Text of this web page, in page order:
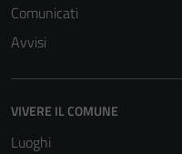
Comunicati
Avvisi
VIVERE IL COMUNE
Luoghi